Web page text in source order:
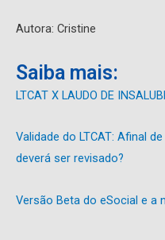
Autora: Cristine
Saiba mais:
LTCAT X LAUDO DE
Validade do LTCAT: Afinal
deverá ser revisado?
Versão Beta do eSocial e a